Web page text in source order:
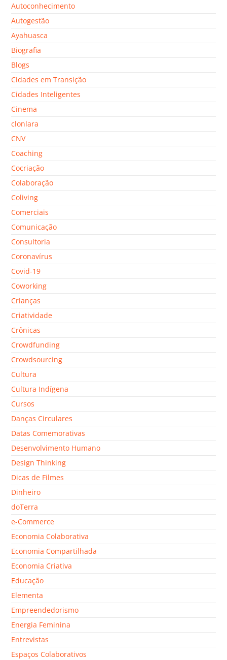
Autoconhecimento
Autogestão
Ayahuasca
Biografia
Blogs
Cidades em Transição
Cidades Inteligentes
Cinema
clonlara
CNV
Coaching
Cocriação
Colaboração
Coliving
Comerciais
Comunicação
Consultoria
Coronavírus
Covid-19
Coworking
Crianças
Criatividade
Crônicas
Crowdfunding
Crowdsourcing
Cultura
Cultura Indígena
Cursos
Danças Circulares
Datas Comemorativas
Desenvolvimento Humano
Design Thinking
Dicas de Filmes
Dinheiro
doTerra
e-Commerce
Economia Colaborativa
Economia Compartilhada
Economia Criativa
Educação
Elementa
Empreendedorismo
Energia Feminina
Entrevistas
Espaços Colaborativos